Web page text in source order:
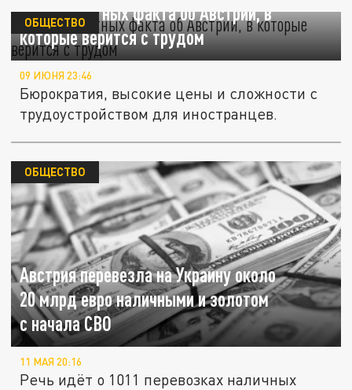
Три неприятных факта об Австрии, в
которые верится с трудом
ОБЩЕСТВО
09 ИЮНЯ 23:46
Бюрократия, высокие цены и сложности с
трудоустройством для иностранцев.
Австрия перевезла на Украину около
20 млрд евро наличными и золотом
с начала СВО
ОБЩЕСТВО
11 МАЯ 20:16
Речь идёт о 1011 перевозках наличных